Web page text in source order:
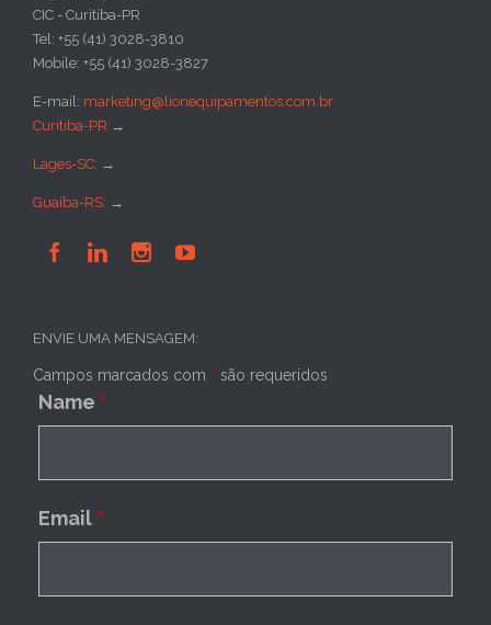
CIC - Curitiba-PR
Tel: +55 (41) 3028-3810
Mobile: +55 (41) 3028-3827
E-mail: marketing@lionequipamentos.com.br
Curitiba-PR →
Lages-SC: →
Guaíba-RS: →
   
ENVIE UMA MENSAGEM:
Campos marcados com * são requeridos
Name *
Email *